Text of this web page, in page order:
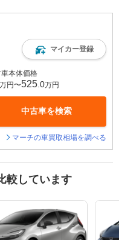
マイカー登録
本体価格
万円〜525 .0万円
中古車を検索
マーチの車買取相場を調べる
較しています